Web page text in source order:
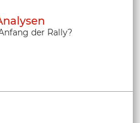
der Rally?